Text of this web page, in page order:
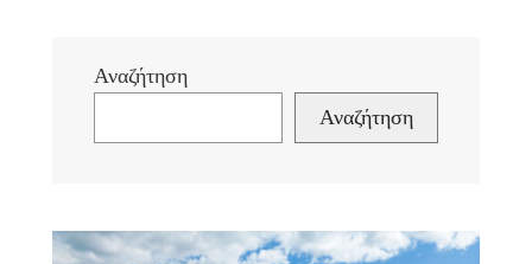
Αναζήτηση
Αναζήτηση